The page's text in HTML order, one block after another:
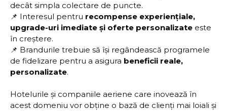
decât simpla colectare de puncte.
📌 Interesul pentru recompense experiențiale,
upgrade-uri imediate și oferte personalizate este
în creștere.
📌 Brandurile trebuie să își regândească programele
de fidelizare pentru a asigura beneficii reale,
personalizate.
Hotelurile și companiile aeriene care inovează în
acest domeniu vor obține o bază de clienți mai loiali și